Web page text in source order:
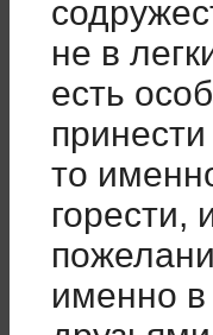
не в
есть
то
горести,
именно